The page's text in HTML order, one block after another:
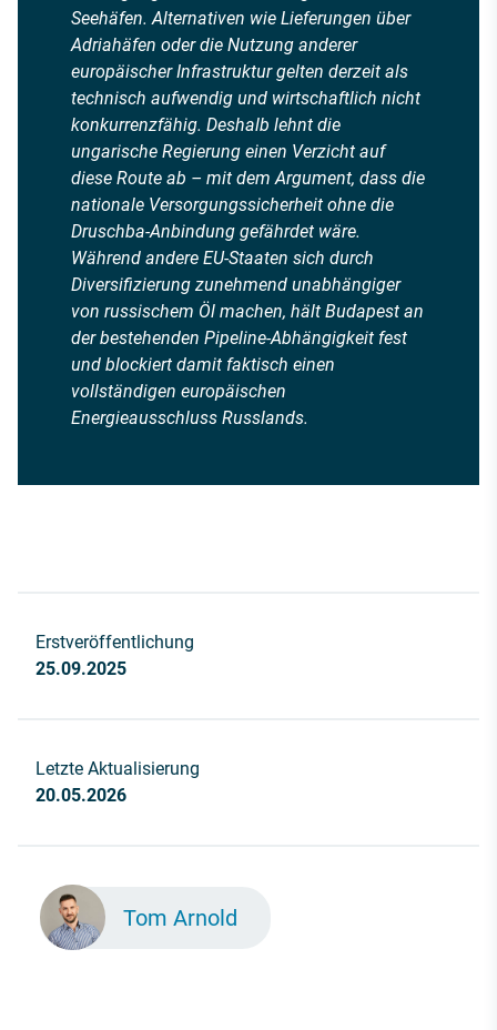
Seehäfen. Alternativen wie Lieferungen über
Adriahäfen oder die Nutzung anderer
europäischer Infrastruktur gelten derzeit als
technisch aufwendig und wirtschaftlich nicht
konkurrenzfähig. Deshalb lehnt die
ungarische Regierung einen Verzicht auf
diese Route ab – mit dem Argument, dass die
nationale Versorgungssicherheit ohne die
Druschba-Anbindung gefährdet wäre.
Während andere EU-Staaten sich durch
Diversifizierung zunehmend unabhängiger
von russischem Öl machen, hält Budapest an
der bestehenden Pipeline-Abhängigkeit fest
und blockiert damit faktisch einen
vollständigen europäischen
Energieausschluss Russlands.
Erstveröffentlichung
25.09.2025
Letzte Aktualisierung
20.05.2026
Tom Arnold